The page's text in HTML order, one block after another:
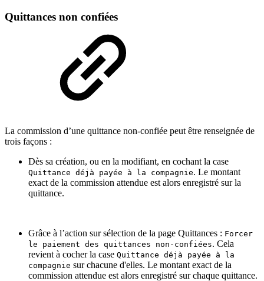
Quittances non confiées
La commission d’une quittance non-confiée peut être renseignée de
trois façons :
Dès sa création, ou en la modifiant, en cochant la case
Quittance déjà payée à la compagnie. Le montant
exact de la commission attendue est alors enregistré sur la
quittance.
Grâce à l’action sur sélection de la page Quittances : Forcer
le paiement des quittances non-confiées. Cela
revient à cocher la case Quittance déjà payée à la
compagnie sur chacune d'elles. Le montant exact de la
commission attendue est alors enregistré sur chaque quittance.